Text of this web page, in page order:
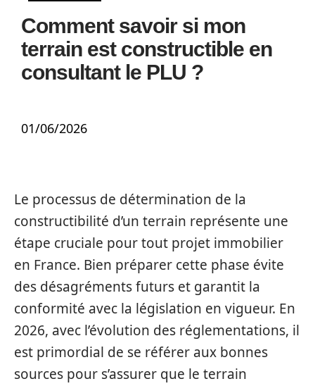
Comment savoir si mon
terrain est constructible en
consultant le PLU ?
01/06/2026
Le processus de détermination de la
constructibilité d’un terrain représente une
étape cruciale pour tout projet immobilier
en France. Bien préparer cette phase évite
des désagréments futurs et garantit la
conformité avec la législation en vigueur. En
2026, avec l’évolution des réglementations, il
est primordial de se référer aux bonnes
sources pour s’assurer que le terrain